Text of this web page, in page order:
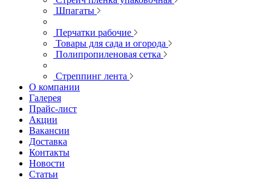
Шпагаты
Перчатки рабочие
Товары для сада и огорода
Полипропиленовая сетка
Стреппинг лента
О компании
Галерея
Прайс-лист
Акции
Вакансии
Доставка
Контакты
Новости
Статьи